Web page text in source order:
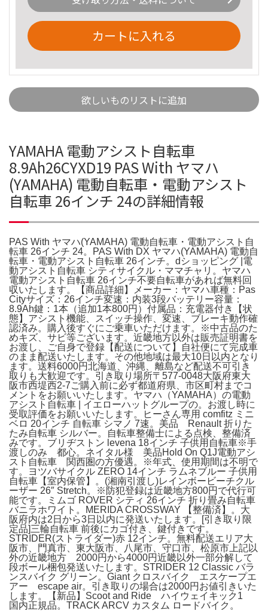
カートに入れる
欲しいものリストに追加
YAMAHA 電動アシスト自転車
8.9Ah26CYXD19 PAS With ヤマハ
(YAMAHA) 電動自転車・電動アシスト
自転車 26インチ 24の詳細情報
PAS With ヤマハ(YAMAHA) 電動自転車・電動アシスト自
転車 26インチ 24。PAS With DX ヤマハ(YAMAHA) 電動自
転車・電動アシスト自転車 26インチ。dショッピング |電
動アシスト自転車 シティサイクル・ママチャリ。ヤマハ
電動アシスト自転車 26インチ不要自転車があれば無料回
収いたします。【商品詳細】メーカー：ヤマハ車種：Pas
Cityサイズ：26インチ変速：内装3段バッテリー容量：
8.9Ah鍵：1本（追加1本800円）付属品：充電器付き【状
態】アシスト機能、スイッチ操作、変速、ブレーキ動作確
認済み。購入後すぐにご乗車いただけます。※中古品のた
めキズ、サビ等ございます。近畿地方以外は販売証明書を
お渡し、ご自身で登録【配送について】自社便にて完成車
のまま配送いたします。その他地域は最大10日以内となり
ます。送料6000円北海道、沖縄、離島など配送不可引き
取りも大歓迎です。引き取り場所〒577-0048大阪府東大
阪市西堤西2-7ご購入前に必ず都道府県、市区町村までコ
メントをお願いいたします。ヤマハ（YAMAHA）の電動
アシスト自転車 | イエローハットグループの。お渡し時に
受取評価をお願いいたします。ヒーさん専用 comfitz ミニ
ベロ 20インチ 自転車 シマノ 7速。美品 Renault 折りた
たみ自転車 シルバー。自転車整備士による点検、整備済
みです。ブリヂストン levena 18インチ 子供用自転車※手
渡しのみ 都心。ネイタル様 美品Hold On Q1J電動アシ
スト自転車 関西圏の方優遇。※年式、使用期間は不明で
す。ヨツバサイクル ZERO 14インチ ラムネブルー 子供用
自転車【室内保管】。(湘南引渡し)レインボービーチクル
ーザー 26″ Stretch。※防犯登録は近畿地方800円で代行可
能です。ミムゴ ROVER シティ 26インチ 折り畳み自転車
バニラホワイト。MERIDA CROSSWAY 【整備済】。大
阪府内は2日から3日以内に発送いたします。[引き取り限
定品]三輪自転車 前後にカゴ付き、鍵付きです。
STRIDER(ストライダー)赤 12インチ。無料配送エリア大
阪市、門真市、東大阪市、八尾市、守口市、松原市上記以
外の近畿地方 2000円から4000円近畿以外一部分解して
段ボール梱包発送いたします。STRIDER 12 Classic バラ
ンスバイク グリーン。Giant クロスバイク エスケープエ
アー escape air。引き取りの場合は2000円お値引きいた
します。【新品】Scoot and Ride ハイウェイキック1
国内正規品。TRACK ARCV カスタム ロードバイク。